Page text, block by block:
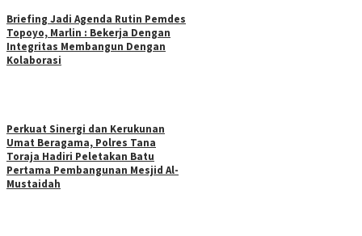
Briefing Jadi Agenda Rutin Pemdes
Topoyo, Marlin : Bekerja Dengan
Integritas Membangun Dengan
Kolaborasi
Perkuat Sinergi dan Kerukunan
Umat Beragama, Polres Tana
Toraja Hadiri Peletakan Batu
Pertama Pembangunan Mesjid Al-
Mustaidah